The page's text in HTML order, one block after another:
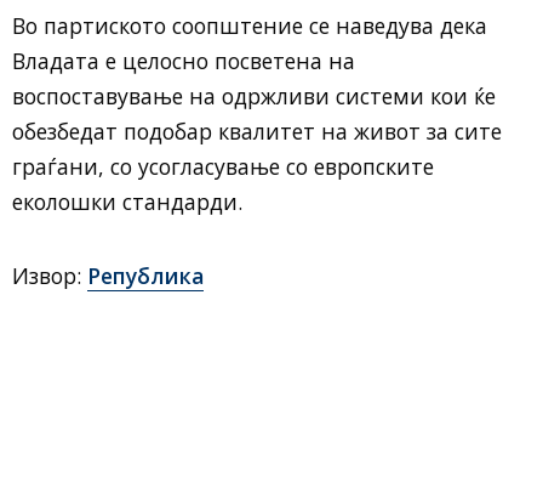
Во партиското соопштение се наведува дека
Владата е целосно посветена на
воспоставување на одржливи системи кои ќе
обезбедат подобар квалитет на живот за сите
граѓани, со усогласување со европските
еколошки стандарди.
Извор: Република